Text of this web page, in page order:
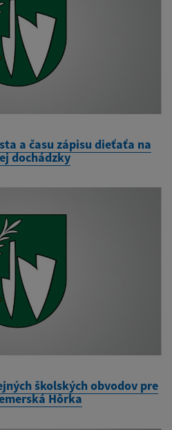
a času zápisu dieťaťa na
dochádzky
školských obvodov pre
Hôrka